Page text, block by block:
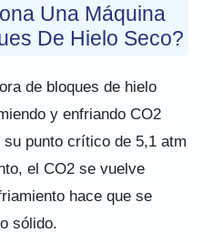
Una Máquina
De Hielo Seco?
de bloques de hielo
y enfriando CO2
punto crítico de 5,1 atm
el CO2 se vuelve
hace que se
sólido.